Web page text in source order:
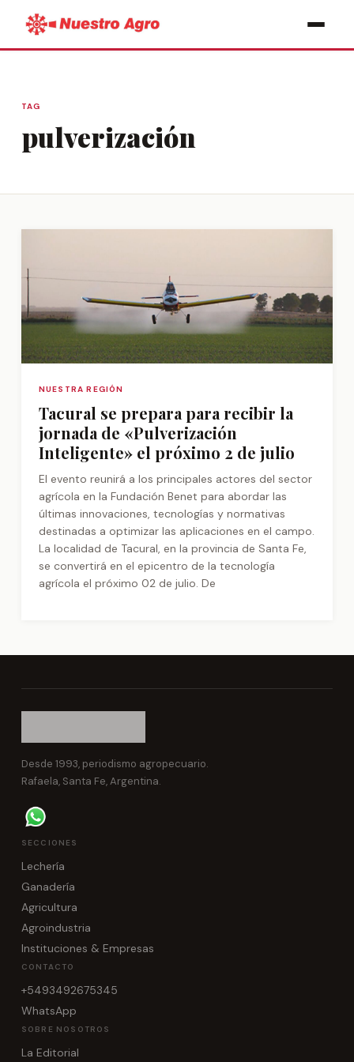
TAG
pulverización
NUESTRA REGIÓN
Tacural se prepara para recibir la
jornada de «Pulverización
Inteligente» el próximo 2 de julio
El evento reunirá a los principales actores del sector
agrícola en la Fundación Benet para abordar las
últimas innovaciones, tecnologías y normativas
destinadas a optimizar las aplicaciones en el campo.
La localidad de Tacural, en la provincia de Santa Fe,
se convertirá en el epicentro de la tecnología
agrícola el próximo 02 de julio. De
Desde 1993, periodismo agropecuario.
Rafaela, Santa Fe, Argentina.
SECCIONES
Lechería
Ganadería
Agricultura
Agroindustria
Instituciones & Empresas
CONTACTO
+5493492675345
WhatsApp
SOBRE NOSOTROS
La Editorial